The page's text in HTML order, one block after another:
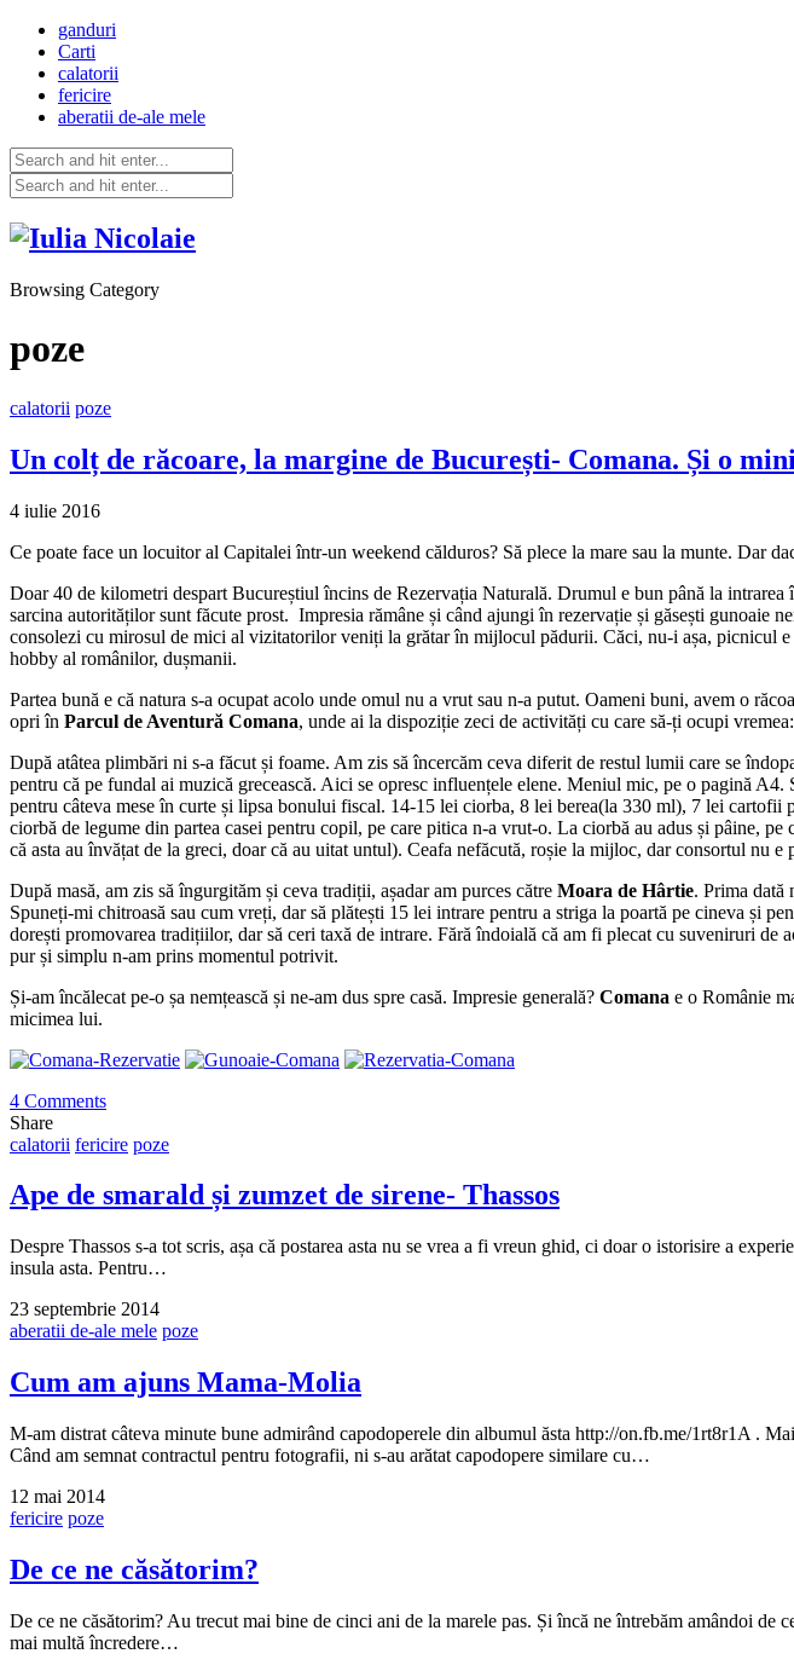
ganduri
Carti
calatorii
fericire
aberatii de-ale mele
Browsing Category
poze
calatorii poze
Un colț de răcoare, la margine de București- Comana. Și o
4 iulie 2016
Ce poate face un locuitor al Capitalei într-un weekend călduros? Să plece la mare sau la munte. Dar
Doar 40 de kilometri despart Bucureștiul încins de Rezervația Naturală. Drumul e bun până la
sarcina autorităților sunt făcute prost. Impresia rămâne și când ajungi în rezervație și găsești gunoaie
consolezi cu mirosul de mici al vizitatorilor veniți la grătar în mijlocul pădurii. Căci, nu-i așa, picnicul
hobby al românilor, dușmanii.
Partea bună e că natura s-a ocupat acolo unde omul nu a vrut sau n-a putut. Oameni buni, avem o
opri în Parcul de Aventură Comana, unde ai la dispoziție zeci de activități cu care să-ți ocupi
După atâtea plimbări ni s-a făcut și foame. Am zis să încercăm ceva diferit de restul lumii care se
pentru că pe fundal ai muzică grecească. Aici se opresc influențele elene. Meniul mic, pe o pagină
pentru câteva mese în curte și lipsa bonului fiscal. 14-15 lei ciorba, 8 lei berea(la 330 ml), 7 lei
ciorbă de legume din partea casei pentru copil, pe care pitica n-a vrut-o. La ciorbă au adus și pâine,
că asta au învățat de la greci, doar că au uitat untul). Ceafa nefăcută, roșie la mijloc, dar consortul nu
După masă, am zis să îngurgităm și ceva tradiții, așadar am purces către Moara de Hârtie. Prima dată
Spuneți-mi chitroasă sau cum vreți, dar să plătești 15 lei intrare pentru a striga la poartă pe cineva și
dorești promovarea tradițiilor, dar să ceri taxă de intrare. Fără îndoială că am fi plecat cu suveniruri
pur și simplu n-am prins momentul potrivit.
Și-am încălecat pe-o șa nemțească și ne-am dus spre casă. Impresie generală? Comana e o Românie
micimea lui.
4 Comments
Share
calatorii fericire poze
Ape de smarald și zumzet de sirene- Thassos
Despre Thassos s-a tot scris, așa că postarea asta nu se vrea a fi vreun ghid, ci doar o istorisire a
insula asta. Pentru…
23 septembrie 2014
aberatii de-ale mele poze
Cum am ajuns Mama-Molia
M-am distrat câteva minute bune admirând capodoperele din albumul ăsta http://on.fb.me/1rt8r1A .
Când am semnat contractul pentru fotografii, ni s-au arătat capodopere similare cu…
12 mai 2014
fericire poze
De ce ne căsătorim?
De ce ne căsătorim? Au trecut mai bine de cinci ani de la marele pas. Și încă ne întrebăm amândoi
mai multă încredere…